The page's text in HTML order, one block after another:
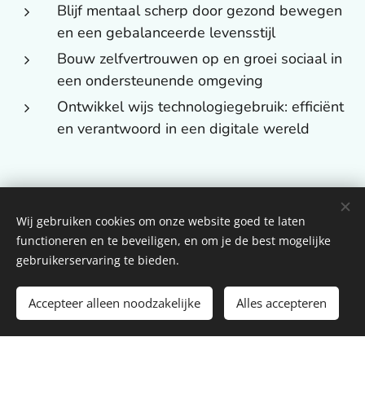
Blijf mentaal scherp door gezond bewegen
en een gebalanceerde levensstijl
Bouw zelfvertrouwen op en groei sociaal in
een ondersteunende omgeving
Ontwikkel wijs technologiegebruik: efficiënt
en verantwoord in een digitale wereld
Contactgegevens
Maatschappelijke zetel: Van den Heckestraat 42,
9050 Gentbrugge
Wij gebruiken cookies om onze website goed te laten
functioneren en te beveiligen, en om je de best mogelijke
gebruikerservaring te bieden.
Accepteer alleen noodzakelijke Alles accepteren